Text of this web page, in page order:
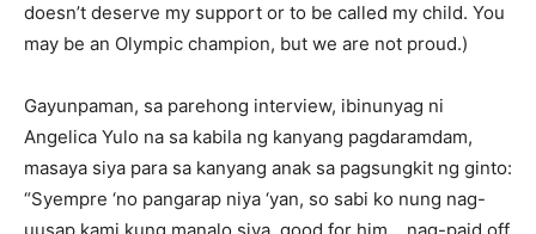
doesn’t deserve my support or to be called my child. You
may be an Olympic champion, but we are not proud.)
Gayunpaman, sa parehong interview, ibinunyag ni
Angelica Yulo na sa kabila ng kanyang pagdaramdam,
masaya siya para sa kanyang anak sa pagsungkit ng ginto:
“Syempre ‘no pangarap niya ‘yan, so sabi ko nung nag-